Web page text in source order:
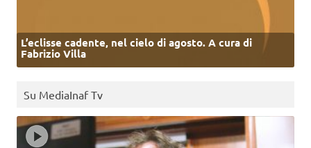
L’eclisse cadente, nel cielo di agosto. A cura di
Fabrizio Villa
Su MediaInaf Tv